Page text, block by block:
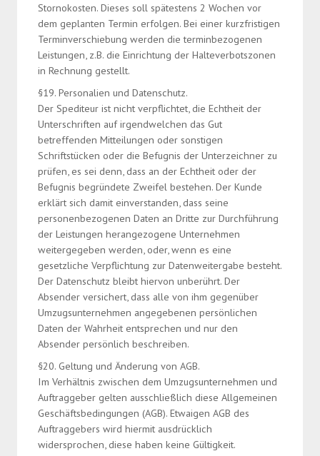
Stornokosten. Dieses soll spätestens 2 Wochen vor
dem geplanten Termin erfolgen. Bei einer kurzfristigen
Terminverschiebung werden die terminbezogenen
Leistungen, z.B. die Einrichtung der Halteverbotszonen
in Rechnung gestellt.
§19. Personalien und Datenschutz.
Der Spediteur ist nicht verpflichtet, die Echtheit der
Unterschriften auf irgendwelchen das Gut
betreffenden Mitteilungen oder sonstigen
Schriftstücken oder die Befugnis der Unterzeichner zu
prüfen, es sei denn, dass an der Echtheit oder der
Befugnis begründete Zweifel bestehen. Der Kunde
erklärt sich damit einverstanden, dass seine
personenbezogenen Daten an Dritte zur Durchführung
der Leistungen herangezogene Unternehmen
weitergegeben werden, oder, wenn es eine
gesetzliche Verpflichtung zur Datenweitergabe besteht.
Der Datenschutz bleibt hiervon unberührt. Der
Absender versichert, dass alle von ihm gegenüber
Umzugsunternehmen angegebenen persönlichen
Daten der Wahrheit entsprechen und nur den
Absender persönlich beschreiben.
§20. Geltung und Änderung von AGB.
Im Verhältnis zwischen dem Umzugsunternehmen und
Auftraggeber gelten ausschließlich diese Allgemeinen
Geschäftsbedingungen (AGB). Etwaigen AGB des
Auftraggebers wird hiermit ausdrücklich
widersprochen, diese haben keine Gültigkeit.